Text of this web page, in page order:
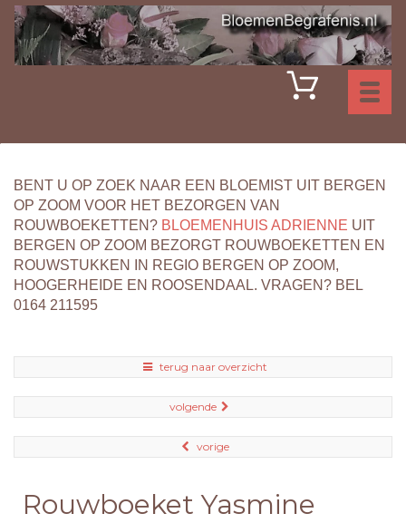
BENT U OP ZOEK NAAR EEN BLOEMIST UIT BERGEN
OP ZOOM VOOR HET BEZORGEN VAN
ROUWBOEKETTEN? BLOEMENHUIS ADRIENNE UIT
BERGEN OP ZOOM BEZORGT ROUWBOEKETTEN EN
ROUWSTUKKEN IN REGIO BERGEN OP ZOOM,
HOOGERHEIDE EN ROOSENDAAL. VRAGEN? BEL
0164 211595
terug naar overzicht
volgende
vorige
Rouwboeket Yasmine